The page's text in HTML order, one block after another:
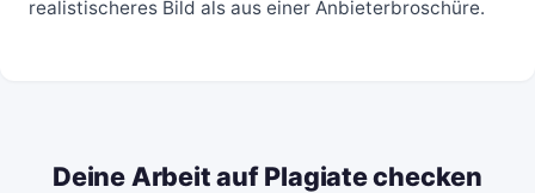
realistischeres Bild als aus einer Anbieterbroschüre.
Deine Arbeit auf Plagiate checken